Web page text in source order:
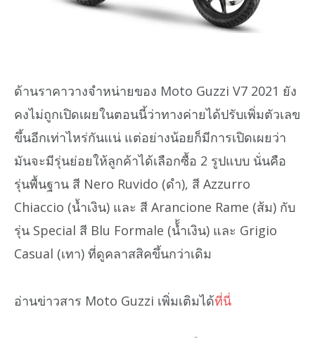
ด้านราคาวางจำหน่ายของ Moto Guzzi V7 2021 ยัง
คงไม่ถูกเปิดเผยในตอนนี้ว่าทางค่ายได้ปรับเพิ่มตัวเลข
ขึ้นอีกเท่าไหร่กันแน่ แต่อย่างน้อยก็มีการเปิดเผยว่า
มันจะมีรุ่นย่อยให้ลูกค้าได้เลือกซื้อ 2 รูปแบบ นั่นคือ
รุ่นพื้นฐาน สี Nero Ruvido (ดำ), สี Azzurro
Chiaccio (น้ำเงิน) และ สี Arancione Rame (ส้ม) กับ
รุ่น Special สี Blu Formale (น้้ำเงิน) และ Grigio
Casual (เทา) ที่ดูคลาสสิคขึ้นกว่าเดิม
อ่านข่าวสาร Moto Guzzi เพิ่มเติมได้ที่นี่